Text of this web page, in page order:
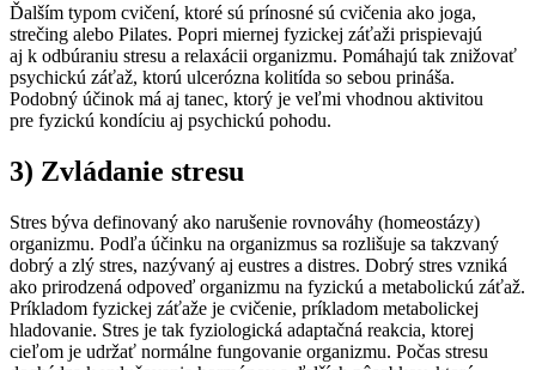
Ďalším typom cvičení, ktoré sú prínosné sú cvičenia ako joga,
strečing alebo Pilates. Popri miernej fyzickej záťaži prispievajú
aj k odbúraniu stresu a relaxácii organizmu. Pomáhajú tak znižovať
psychickú záťaž, ktorú ulcerózna kolitída so sebou prináša.
Podobný účinok má aj tanec, ktorý je veľmi vhodnou aktivitou
pre fyzickú kondíciu aj psychickú pohodu.
3) Zvládanie stresu
Stres býva definovaný ako narušenie rovnováhy (homeostázy)
organizmu. Podľa účinku na organizmus sa rozlišuje sa takzvaný
dobrý a zlý stres, nazývaný aj eustres a distres. Dobrý stres vzniká
ako prirodzená odpoveď organizmu na fyzickú a metabolickú záťaž.
Príkladom fyzickej záťaže je cvičenie, príkladom metabolickej
hladovanie. Stres je tak fyziologická adaptačná reakcia, ktorej
cieľom je udržať normálne fungovanie organizmu. Počas stresu